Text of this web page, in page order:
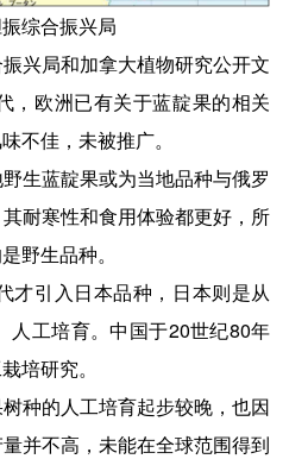
综合振兴局
兴局和加拿大植物研究公开文
，欧洲已有关于蓝靛果的相关
不佳，未被推广。
生蓝靛果或为当地品种与俄罗
耐寒性和食用体验都更好，所
野生品种。
才引入日本品种，日本则是从
人工培育。中国于20世纪80年
培研究。
种的人工培育起步较晚，也因
并不高，未能在全球范围得到